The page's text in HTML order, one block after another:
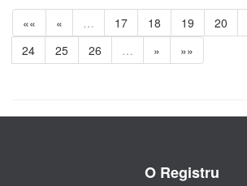
«« « … 17 18 19 20
24
25 26 … » »»
O Registru